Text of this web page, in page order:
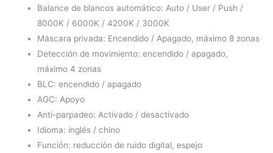
Balance de blancos automático: Auto / User / Push /
8000K / 6000K / 4200K / 3000K
Máscara privada: Encendido / Apagado, máximo 8 zonas
Detección de movimiento: encendido / apagado,
máximo 4 zonas
BLC: encendido / apagado
AGC: Apoyo
Anti-parpadeo: Activado / desactivado
Idioma: inglés / chino
Función: reducción de ruido digital, espejo